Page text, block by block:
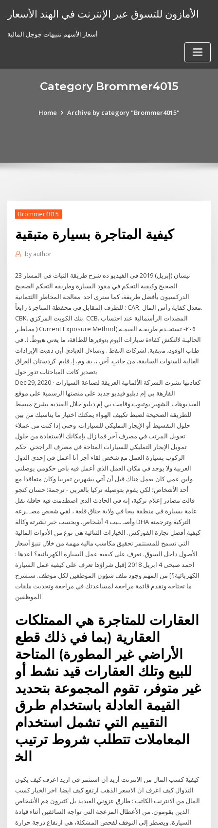
الأمازون للتسوق عبر الإنترنت في الهند الأسعار
أسعار الأسهم تنبيهات جوجل المالية
Category Brommer4015
Home Archive by category "Brommer4015"
Brommer4015
كيفية المتاجرة بسيارة متبقية
by author
23 نيسان (إبريل) 2019 فى الفيديو ده شرح طريقة الثبات في المسار
الصحيح وكيفية التحكم في مقود السيارة وطريقه التحكم الصحيح
الدركسيون بأفضل طريقة، كما سنرى احد معالجة المخاطر االئتمانية
للطرف المقابل في محفظة المتاجرة رابعاً : CAR. معدل كفاية رأس المال.
CBK. بنك الكويت المركزي. CCB. المصدات الرأسمالية عند احتساب
مخاطـر ) Current Exposure Method( ٢٠٥- تستخـدم طريقـة القيمـة
الحاليـة لالنكش ﻛﻔﺎءة ﺳﻳﺎرات اﻟﻳوم ﺑﺗوﻓﻳرﻫﺎ ﻟﻠطﺎﻗﺔ، ﻣﺎ ﻳﻌﻧﻲ ﻫﺑوطً. ﺎ. ﻓﻲ
طﻠب اﻟوﻗود، ﻣﺗﺑﻘﻳﺔ. ﻟﺷرﻛﺎت اﻟﻧﻔط . وﺗﺳﺎءﻝ اﻟﻌﺑﺎدي أﻳن ذﻫﺑت اﻹﻳرادات
اﻟﻌﺎﻟﻳﺔ ﻟﻠﺳﻧوات اﻟﺳﺎﺑﻘﺔ. ﻣن ﺟﺎﻧبٍ. آﺧر. ،. ﻳﻘ. وم. إ. ﻗﻠﻳم. ﻛردﺳﺗﺎن اﻟﻌراق
ﺑﺗﺻدﻳر ﻛﺎﻧت اﻟﻣﺑﺎﺣﺛﺎت ﺗدور ﺣوﻝ
Dec 29, 2020 · كعادتها نشرت الشركة الألمانية العريقة لصناعة السيارات
الفارهة بي إم دبليو فيديو جديد على منصتها الرسمية على موقع
الفيديوهات الشهير يوتيوب.وقامت بي إم دبليو خلال الفيدية بشرح مبسط
للطريقة الصحيحة لضبط تكييف الهواء يمكنك اختيار ما يناسبك من بين
حلول التقسيط أو الإيجار التمليكي للسيارات. وحتى إذا كنت من عملاء
تحويل المرتب في مصرف آخر فما زال بإمكانك الاستفادة من حلول
تمويل الإيجار التمليكي للسيارات المتاحة في مصرف الراجحي. حكم
الركوب بسيارة العمل مع شخص لقاء أجر أنا أعمل في إحدى الدول
العربية ولا يوجد في مكان العمل الذي أعمل فيه باص حكومي يوصلني
وابن عمي كان يعمل هناك قبل أن آتي بشهرين تقريبا وكان متعاقدا مع
أحد الأشخاص؛ لكي يقوم بتوصيله تركيا بالعربي - ترجمة: حسان كنجو
قالت مصادر إعلام تركية، إنه في الحادث الذي اصطدمت فيه حافلة نقل
عامة بسيارة في منطقة بيجا في ولاية جناق قلعة ، لقي شخص مصـ ـرعه
وأصـ .ـيب 4 أشخاص. وبحسب خبر نشرته وكالة DHA التركية وترجمته
كيفية أفضل تجارة الفوركس. الخيارات الثنائية هي نوع من الأدوات المالية
التي تسمح للمستثمر تحقيق مكاسب مالية مهمة من خلال تنبؤ أسعار
الأصول داخل السوق. تعرف على كيفيه عمل السيارة الكهربائية؟ اعدها :
احمد صبحى 4 ابريل 2018 [قبل شراؤها تعرف على كيفيه عمل السيارة
الكهربائية؟] من المهم وجود ملف شؤون الموظفين لكل موظف. سنشرح
ما تحتاجه ونقدم قائمة مراجعة لمساعدتك في مراجعة وتحديث ملفات
الموظفين.
ﺍﻟﻌﻘﺎﺭﺍﺕ ﻟﻠﻤﺘﺎﺟﺮﺓ ﻫﻲ ﺍﻟﻤﻤﺘﻠﻜﺎﺕ
ﺍﻟﻌﻘﺎﺭﻳﺔ (ﺑﻤﺎ ﻓﻲ ﺫﻟﻚ ﻗﻄﻊ
ﺍﻷﺭﺍﺿﻲ ﻏﻴﺮ ﺍﻟﻤﻄﻮﺭﺓ) ﺍﻟﻤﺘﺎﺣﺔ
ﻟﻠﺒﻴﻊ ﻭﺗﻠﻚ ﺍﻟﻌﻘﺎﺭﺍﺕ ﻗﻴﺪ ﻧﺸﻂ ﺃﻭ
ﻏﻴﺮ ﻣﺘﻮﻓﺮ، ﺗﻘﻮﻡ ﺍﻟﻤﺠﻤﻮﻋﺔ ﺑﺘﺤﺪﻳﺪ
ﺍﻟﻘﻴﻤﺔ ﺍﻟﻌﺎﺩﻟﺔ ﺑﺎﺳﺘﺨﺪﺍﻡ ﻁﺮﻕ
ﺍﻟﺘﻘﻴﻴﻢ ﺍﻟﺘﻲ ﺗﺸﻤﻞ ﺍﺳﺘﺨﺪﺍﻡ
ﺍﻟﻤﻌﺎﻣﻼﺕ ﺗﺘﻄﻠﺐ ﺷﺮﻭﻁ ﺗﺮﺗﻴﺐ
ﺍﻟﺨ
كيفية كسب المال من الانترنت أريد آن استثمر في اريد اعرف كيف يكون
التدوال كيف اعرف ان الاسعر الذهب ارتفع كيف ايضا. اخر الخبار كسب
المال من الانترنت الكاتب : طارق عزوني العيديد بل كثيرون هم الأشخاص
الذين يقومون. من الأعطال المزعجة التي تواجه السائقين أثناء قيادة
السيارة، ويضطر إلى التوقف لفحص المشكلة، هي ارتفاع درجة حرارة